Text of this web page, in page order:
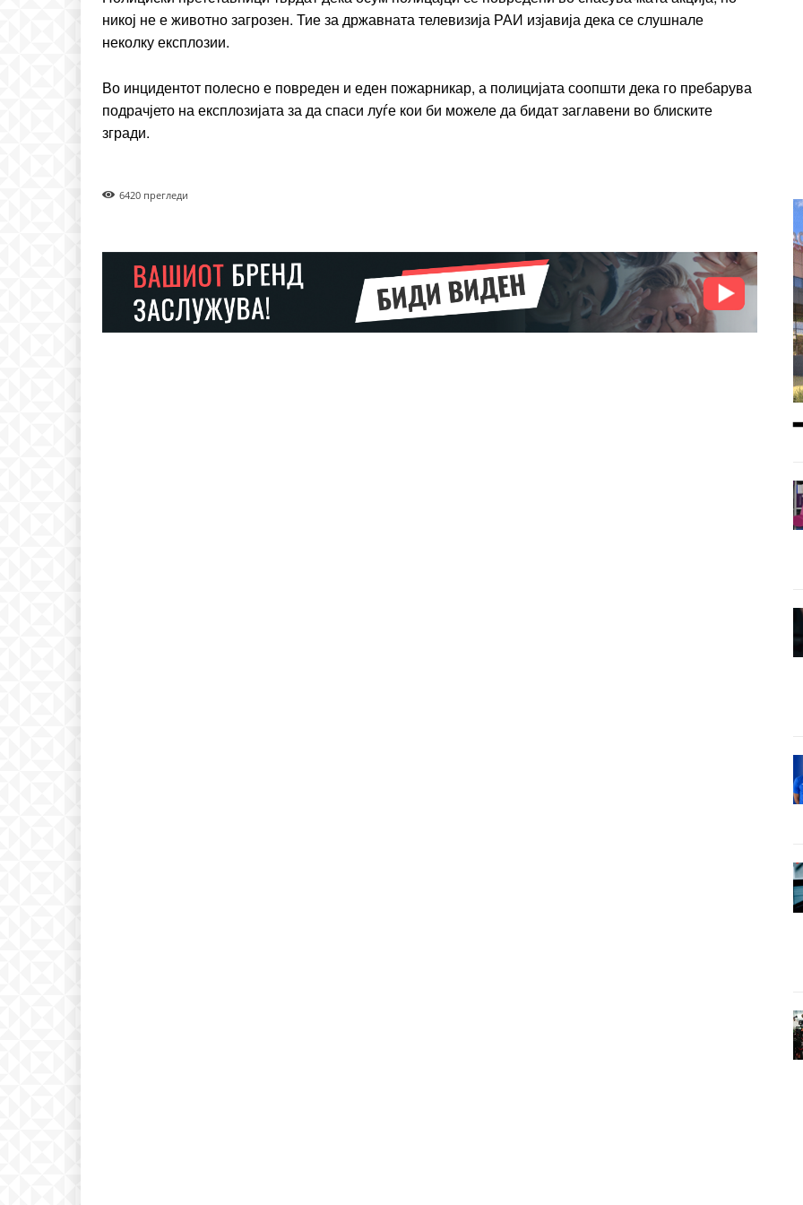
Nullam eu erat condimentum
Donec quis est ac felis
Donec quis est ac felis
никој не е животно загрозен. Тие за државната телевизија РАИ изјавија дека се слушнале
неколку експлозии.
Во инцидентот полесно е повреден и еден пожарникар, а полицијата соопшти дека го пребарува
подрачјето на експлозијата за да спаси луѓе кои би можеле да бидат заглавени во блиските
згради.
6420 прегледи